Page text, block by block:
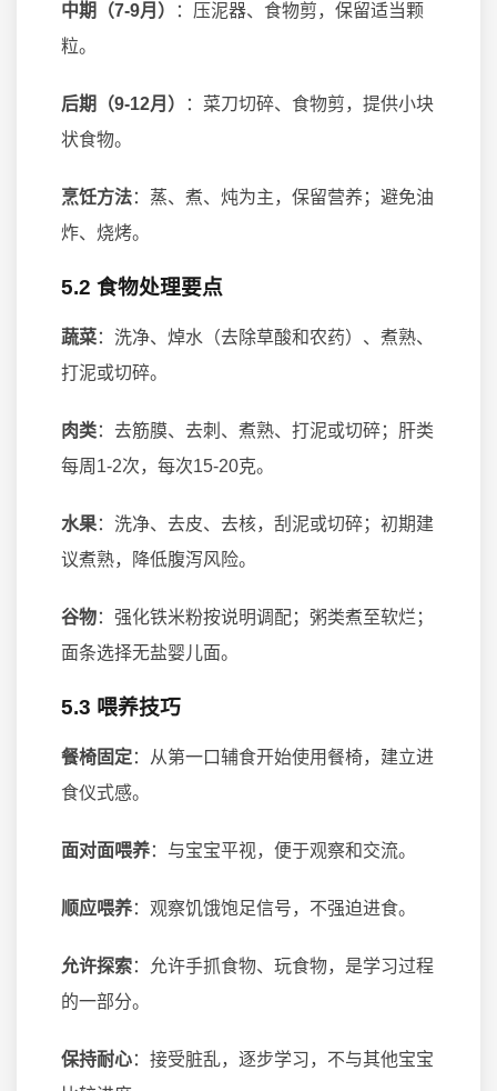
中期（7-9月）
：压泥器、食物剪，保留适当颗
粒。
后期（9-12月）
：菜刀切碎、食物剪，提供小块
状食物。
烹饪方法：蒸、煮、炖为主，保留营养；避免油
炸、烧烤。
5.2 食物处理要点
蔬菜：洗净、焯水（去除草酸和农药）、煮熟、
打泥或切碎。
肉类：去筋膜、去刺、煮熟、打泥或切碎；肝类
每周1-2次，每次15-20克。
水果：洗净、去皮、去核，刮泥或切碎；初期建
议煮熟，降低腹泻风险。
谷物：强化铁米粉按说明调配；粥类煮至软烂；
面条选择无盐婴儿面。
5.3 喂养技巧
餐椅固定：从第一口辅食开始使用餐椅，建立进
食仪式感。
面对面喂养：与宝宝平视，便于观察和交流。
顺应喂养：观察饥饿饱足信号，不强迫进食。
允许探索：允许手抓食物、玩食物，是学习过程
的一部分。
保持耐心：接受脏乱，逐步学习，不与其他宝宝